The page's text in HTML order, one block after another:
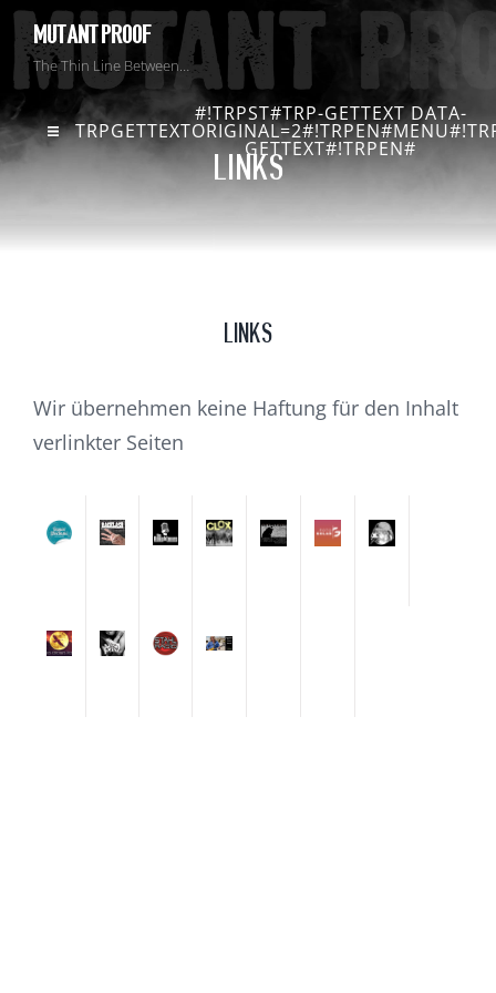
MUTANT PROOF
The Thin Line Between…
#!TRPST#TRP-GETTEXT DATA-
GETTEXT#!TRPEN#
LINKS
LINKS
Wir übernehmen keine Haftung für den Inhalt
verlinkter Seiten